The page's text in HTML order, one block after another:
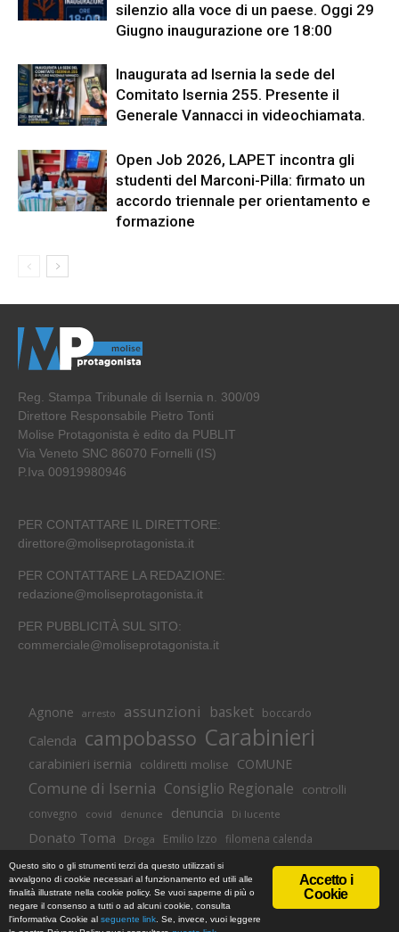
silenzio alla voce di un paese. Oggi 29
Giugno inaugurazione ore 18:00
Inaugurata ad Isernia la sede del
Comitato Isernia 255. Presente il
Generale Vannacci in videochiamata.
Open Job 2026, LAPET incontra gli
studenti del Marconi-Pilla: firmato un
accordo triennale per orientamento e
formazione
Reg. Stampa Tribunale di Isernia n. 300/09
Direttore Responsabile Pietro Tonti
Molise Protagonista è edito da PUBLIT
Via Veneto SNC 86070 Fornelli (IS)
P.Iva 00919980946
PER CONTATTARE IL DIRETTORE:
direttore@moliseprotagonista.it
PER CONTATTARE LA REDAZIONE:
redazione@moliseprotagonista.it
PER PUBBLICITÀ SUL SITO:
commerciale@moliseprotagonista.it
Agnone arresto assunzioni basket boccardo
Calenda campobasso Carabinieri
carabinieri isernia coldiretti molise COMUNE
Comune di Isernia Consiglio Regionale controlli
convegno covid denunce denuncia Di lucente
Donato Toma Droga Emilio Izzo filomena calenda
Isernia lavoro M5S magnolia molise
neuromed Occupazione polizia polizia di stato
Pozzilli presidente toma regione
© Copyright 2018 -
MoliseProtagonista | Web Agency
Informativa Cookie |Privacy Policy
Accetto i
Cookie
Questo sito o gli strumenti terzi da questo utilizzati si
avvalgono di cookie necessari al funzionamento ed utili alle
finalità illustrate nella cookie policy. Se vuoi saperne di più o
negare il consenso a tutti o ad alcuni cookie, consulta
l'informativa Cookie al seguente link . Se, invece, vuoi leggere